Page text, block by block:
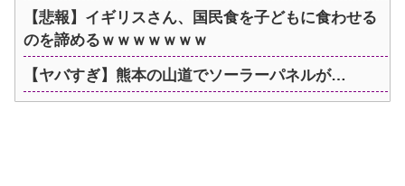
【悲報】イギリスさん、国民食を子どもに食わせる
のを諦めるｗｗｗｗｗｗｗ
【ヤバすぎ】熊本の山道でソーラーパネルが…